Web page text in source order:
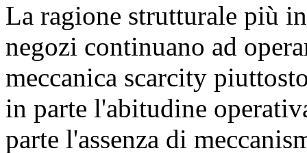
La ragione strutturale più
negozi continuano ad
meccanica scarcity
in parte l'abitudine
parte l'assenza di